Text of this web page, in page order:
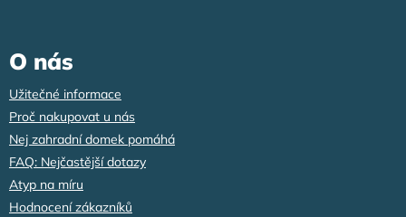
O nás
Užitečné informace
Proč nakupovat u nás
Nej zahradní domek pomáhá
FAQ: Nejčastější dotazy
Atyp na míru
Hodnocení zákazníků